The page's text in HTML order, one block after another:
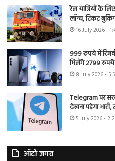
रेल यात्रियों के
लॉन्च, टिकट
16 July 2026 -
999 रुपये में
मिलेंगे 2799
8 July 2026 -
Telegram पर
देखना पड़ेगा भारी,
5 July 2026 -
ऑटो जगत